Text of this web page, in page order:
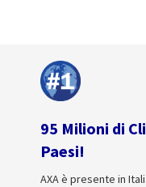
95 Milioni di
Paesi!
AXA è presente in